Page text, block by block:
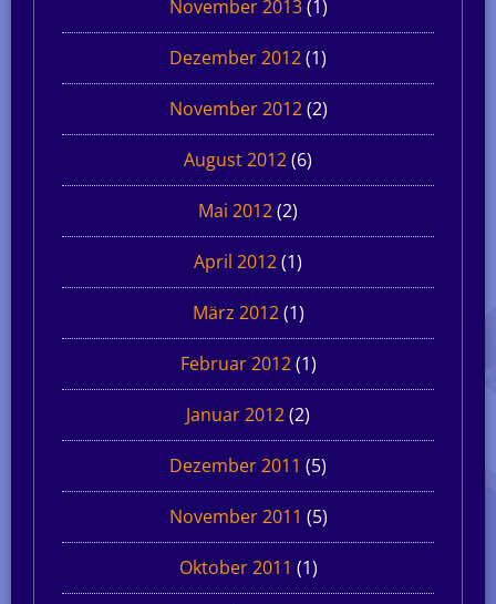
November 2013(1)
Dezember 2012(1)
November 2012(2)
August 2012(6)
Mai 2012(2)
April 2012(1)
März 2012(1)
Februar 2012(1)
Januar 2012(2)
Dezember 2011 (5)
November 2011 (5)
Oktober 2011 (1)